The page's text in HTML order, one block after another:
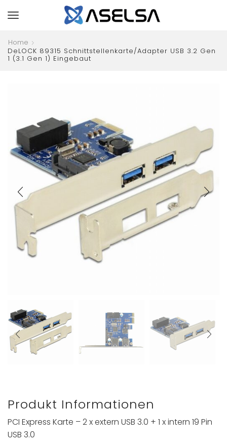
Home
DeLOCK 89315 Schnittstellenkarte/Adapter USB 3.2 Gen
1 (3.1 Gen 1) Eingebaut
Produkt Informationen
PCI Express Karte – 2 x extern USB 3.0 + 1 x intern 19 Pin
USB 3.0